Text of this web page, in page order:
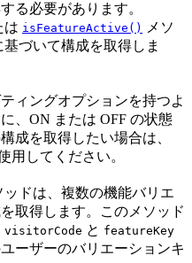
る必要があります。
は isFeatureActive()
メソ
基づいて構成を取得しま
ィングオプションを持つよ
、ON または OFF の状態
成を取得したい場合は、
用してください。
ッドは、複数の機能バリエ
取得します。このメソッド
visitorCode と featureKey
ーザーのバリエーションキ